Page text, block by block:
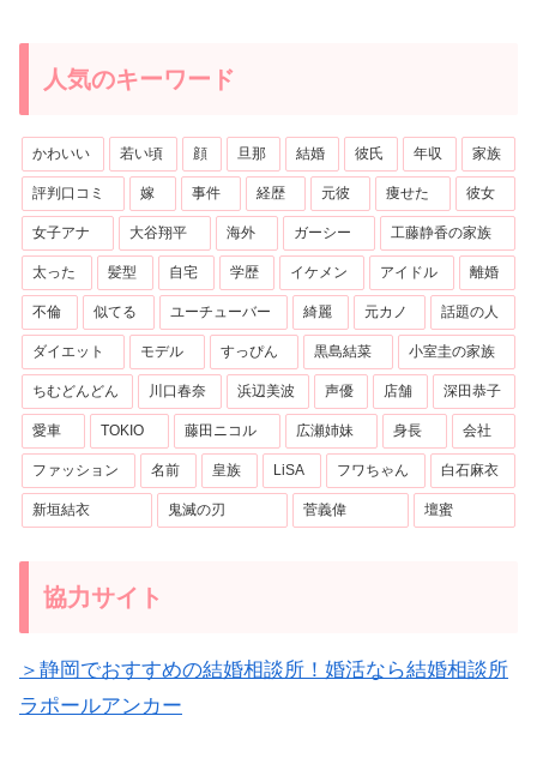
人気のキーワード
かわいい 若い頃 顔 旦那 結婚 彼氏 年収 家族
評判口コミ 嫁 事件 経歴 元彼 痩せた 彼女
女子アナ 大谷翔平 海外 ガーシー 工藤静香の家族
太った 髪型 自宅 学歴 イケメン アイドル 離婚
不倫 似てる ユーチューバー 綺麗 元カノ 話題の人
ダイエット モデル すっぴん 黒島結菜 小室圭の家族
ちむどんどん 川口春奈 浜辺美波 声優 店舗 深田恭子
愛車 TOKIO 藤田ニコル 広瀬姉妹 身長 会社
ファッション 名前 皇族 LiSA フワちゃん 白石麻衣
新垣結衣 鬼滅の刃 菅義偉 壇蜜
協力サイト
＞静岡でおすすめの結婚相談所！婚活なら結婚相談所
ラポールアンカー